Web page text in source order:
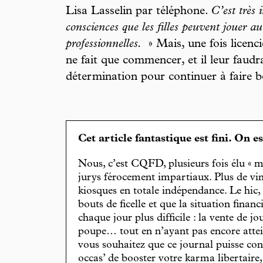
Lisa Lasselin par téléphone. C’est
consciences que les filles peuvent jouer
professionnelles.
» Mais, une fois
ne fait que commencer, et il leur
détermination pour continuer à faire
Cet article fantastique est fini. On
Nous, c’est CQFD, plusieurs fois élu «
jurys férocement impartiaux. Plus de
kiosques en totale indépendance. Le
bouts de ficelle et que la situation
chaque jour plus difficile : la vente de
poupe… tout en n’ayant pas encore
vous souhaitez que ce journal puisse
occas’ de booster votre karma